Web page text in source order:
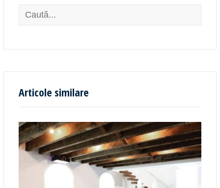
Articole similare